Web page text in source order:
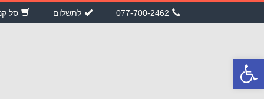
סל לתשלום 077-700-2462
סרגל
נגישות